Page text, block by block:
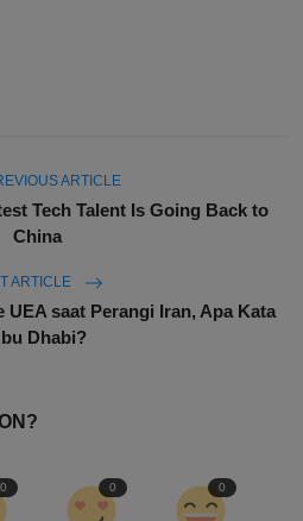
ARTICLE
Tech Talent Is Going Back to
China
ARTICLE
UEA saat Perangi Iran, Apa Kata
Dhabi?
0 0 0